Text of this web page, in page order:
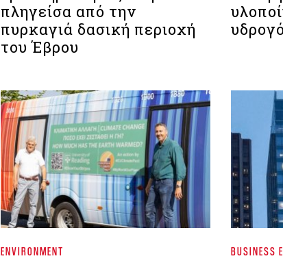
πληγείσα από την
πυρκαγιά δασική περιοχή
του Έβρου
ENVIRONMENT BUSINESS